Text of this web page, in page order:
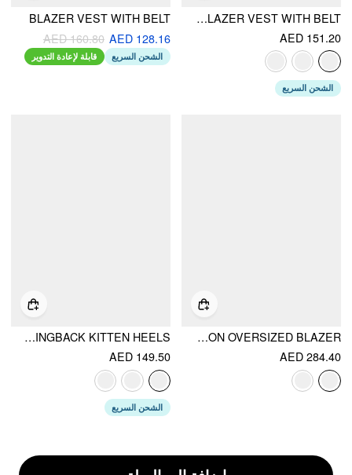
ROUND NECKLINE HOUNDSTOOTH BLAZER VEST WITH BELT
AED 151.20
الشحن السريع
BLAZER VEST WITH BELT
AED 128.16
AED 160.80
الشحن السريع قابلة لإعادة التدوير
NOTCH COLLAR SIZE TIE BUTTON OVERSIZED BLAZER
AED 284.40
POINTED TOE SLINGBACK KITTEN HEELS
AED 149.50
الشحن السريع